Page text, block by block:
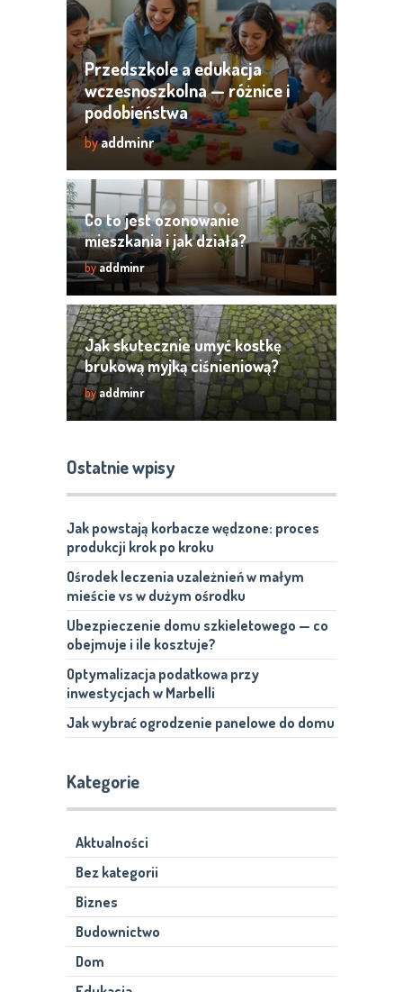
Przedszkole a edukacja
wczesnoszkolna — różnice i
podobieństwa
byaddminr
Co to jest ozonowanie
mieszkania i jak działa?
byaddminr
Jak skutecznie umyć kostkę
brukową myjką ciśnieniową?
byaddminr
Ostatnie wpisy
Jak powstają korbacze wędzone: proces
produkcji krok po kroku
Ośrodek leczenia uzależnień w małym
mieście vs w dużym ośrodku
Ubezpieczenie domu szkieletowego — co
obejmuje i ile kosztuje?
Optymalizacja podatkowa przy
inwestycjach w Marbelli
Jak wybrać ogrodzenie panelowe do domu
Kategorie
Aktualności
Bez kategorii
Biznes
Budownictwo
Dom